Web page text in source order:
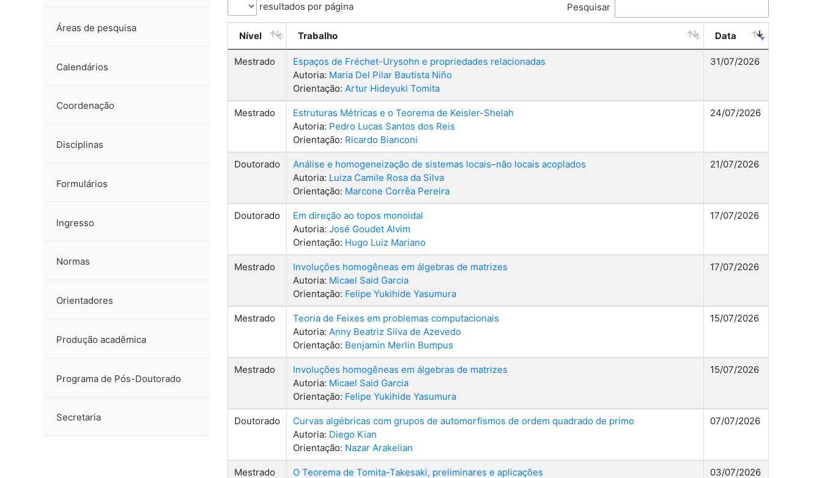
Áreas de pesquisa
Calendários
Coordenação
Disciplinas
Formulários
Ingresso
Normas
Orientadores
Produção acadêmica
Programa de Pós-Doutorado
Secretaria
resultados por página Pesquisar
Nível Trabalho Data
Mestrado
Espaços de Fréchet-Urysohn e propriedades relacionadas
Autoria: Maria Del Pilar Bautista Niño
Orientação: Artur Hideyuki Tomita
31/07/2026
Mestrado
Estruturas Métricas e o Teorema de Keisler-Shelah
Autoria: Pedro Lucas Santos dos Reis
Orientação: Ricardo Bianconi
24/07/2026
Doutorado
Análise e homogeneização de sistemas locais–não locais acoplados
Autoria: Luiza Camile Rosa da Silva
Orientação: Marcone Corrêa Pereira
21/07/2026
Doutorado
Em direção ao topos monoidal
Autoria: José Goudet Alvim
Orientação: Hugo Luiz Mariano
17/07/2026
Mestrado
Involuções homogêneas em álgebras de matrizes
Autoria: Micael Said Garcia
Orientação: Felipe Yukihide Yasumura
17/07/2026
Mestrado
Teoria de Feixes em problemas computacionais
Autoria: Anny Beatriz Silva de Azevedo
Orientação: Benjamin Merlin Bumpus
15/07/2026
Mestrado
Involuções homogêneas em álgebras de matrizes
Autoria: Micael Said Garcia
Orientação: Felipe Yukihide Yasumura
15/07/2026
Doutorado
Curvas algébricas com grupos de automorfismos de ordem quadrado de primo
Autoria: Diego Kian
Orientação: Nazar Arakelian
07/07/2026
Mestrado
O Teorema de Tomita-Takesaki, preliminares e aplicações
03/07/2026